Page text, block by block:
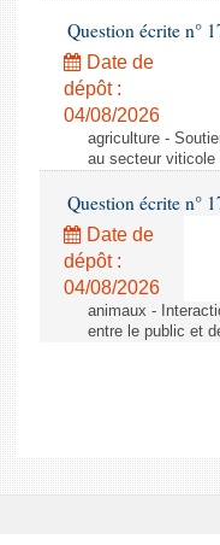
Question écrite n°
Date de
dépôt :
04/08/2026
agriculture -
au secteur viticole
Question écrite n°
Date de
dépôt :
04/08/2026
animaux -
entre le public et